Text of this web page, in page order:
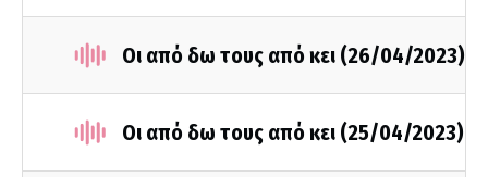
Οι από δω τους από κει (26/04/2023)
Οι από δω τους από κει (25/04/2023)